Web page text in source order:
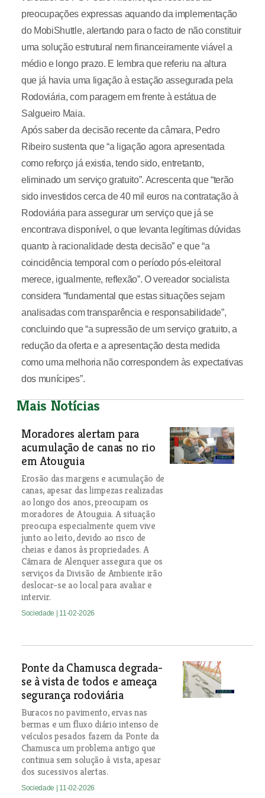
preocupações expressas aquando da implementação
do MobiShuttle, alertando para o facto de não constituir
uma solução estrutural nem financeiramente viável a
médio e longo prazo. E lembra que referiu na altura
que já havia uma ligação à estação assegurada pela
Rodoviária, com paragem em frente à estátua de
Salgueiro Maia.
Após saber da decisão recente da câmara, Pedro
Ribeiro sustenta que “a ligação agora apresentada
como reforço já existia, tendo sido, entretanto,
eliminado um serviço gratuito”. Acrescenta que “terão
sido investidos cerca de 40 mil euros na contratação à
Rodoviária para assegurar um serviço que já se
encontrava disponível, o que levanta legítimas dúvidas
quanto à racionalidade desta decisão” e que “a
coincidência temporal com o período pós-eleitoral
merece, igualmente, reflexão”. O vereador socialista
considera “fundamental que estas situações sejam
analisadas com transparência e responsabilidade”,
concluindo que “a supressão de um serviço gratuito, a
redução da oferta e a apresentação desta medida
como uma melhoria não correspondem às expectativas
dos munícipes”.
Mais Notícias
Moradores alertam para
acumulação de canas no rio
em Atouguia
Erosão das margens e acumulação de
canas, apesar das limpezas realizadas
ao longo dos anos, preocupam os
moradores de Atouguia. A situação
preocupa especialmente quem vive
junto ao leito, devido ao risco de
cheias e danos às propriedades. A
Câmara de Alenquer assegura que os
serviços da Divisão de Ambiente irão
deslocar-se ao local para avaliar e
intervir.
Sociedade | 11-02-2026
Ponte da Chamusca degrada-
se à vista de todos e ameaça
segurança rodoviária
Buracos no pavimento, ervas nas
bermas e um fluxo diário intenso de
veículos pesados fazem da Ponte da
Chamusca um problema antigo que
continua sem solução à vista, apesar
dos sucessivos alertas.
Sociedade | 11-02-2026